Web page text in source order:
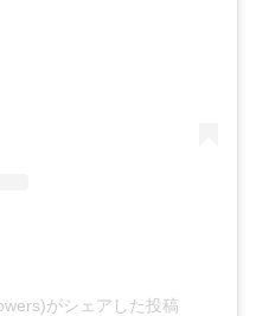
がシェアした投稿